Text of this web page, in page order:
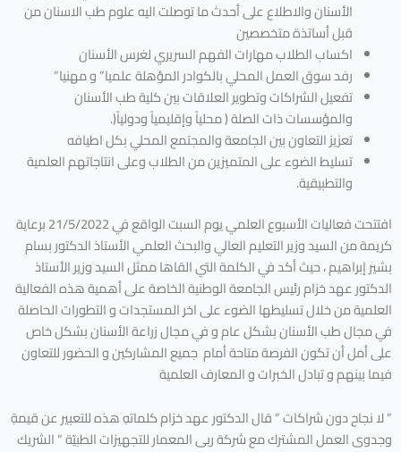
الأسنان والاطلاع على أحدث ما توصلت اليه علوم طب الاسنان من
قبل أساتذة متخصصين
اكساب الطلاب مهارات الفهم السريري لغرس الأسنان
رفد سوق العمل المحلي بالكوادر المؤهلة علميا” و مهنيا”
تفعيل الشراكات وتطوير العلاقات بين كلية طب الأسنان
والمؤسسات ذات الصلة ( محلياً وإقليمياً ودولياً(.
تعزيز التعاون بين الجامعة والمجتمع المحلي بكل اطيافه
تسليط الضوء على المتميزين من الطلاب وعلى انتاجاتهم العلمية
والتطبيقية.
افتتحت فعاليات الأسبوع العلمي يوم السبت الواقع في 21/5/2022 برعاية
كريمة من السيد وزير التعليم العالي والبحث العلمي الأستاذ الدكتور بسام
بشير إبراهيم ، حيث أكد في الكلمة التي القاها ممثل السيد وزير الأستاذ
الدكتور عهد خزام رئيس الجامعة الوطنية الخاصة على أهمية هذه الفعالية
العلمية من خلال تسليطها الضوء على اخر المستجدات و التطورات الحاصلة
في مجال طب الأسنان بشكل عام و في مجال زراعة الأسنان بشكل خاص
على أمل أن تكون الفرصة متاحة أمام جميع المشاركين و الحضور للتعاون
فيما بينهم و تبادل الخبرات و المعارف العلمية
” لا نجاح دون شراكات ” قال الدكتور عهد خزام كلماتهِ هذه للتعبير عن قيمةِ
وجدوى العمل المشترك مع شركة ربى المعمار للتجهيزات الطبيّة ” الشريك